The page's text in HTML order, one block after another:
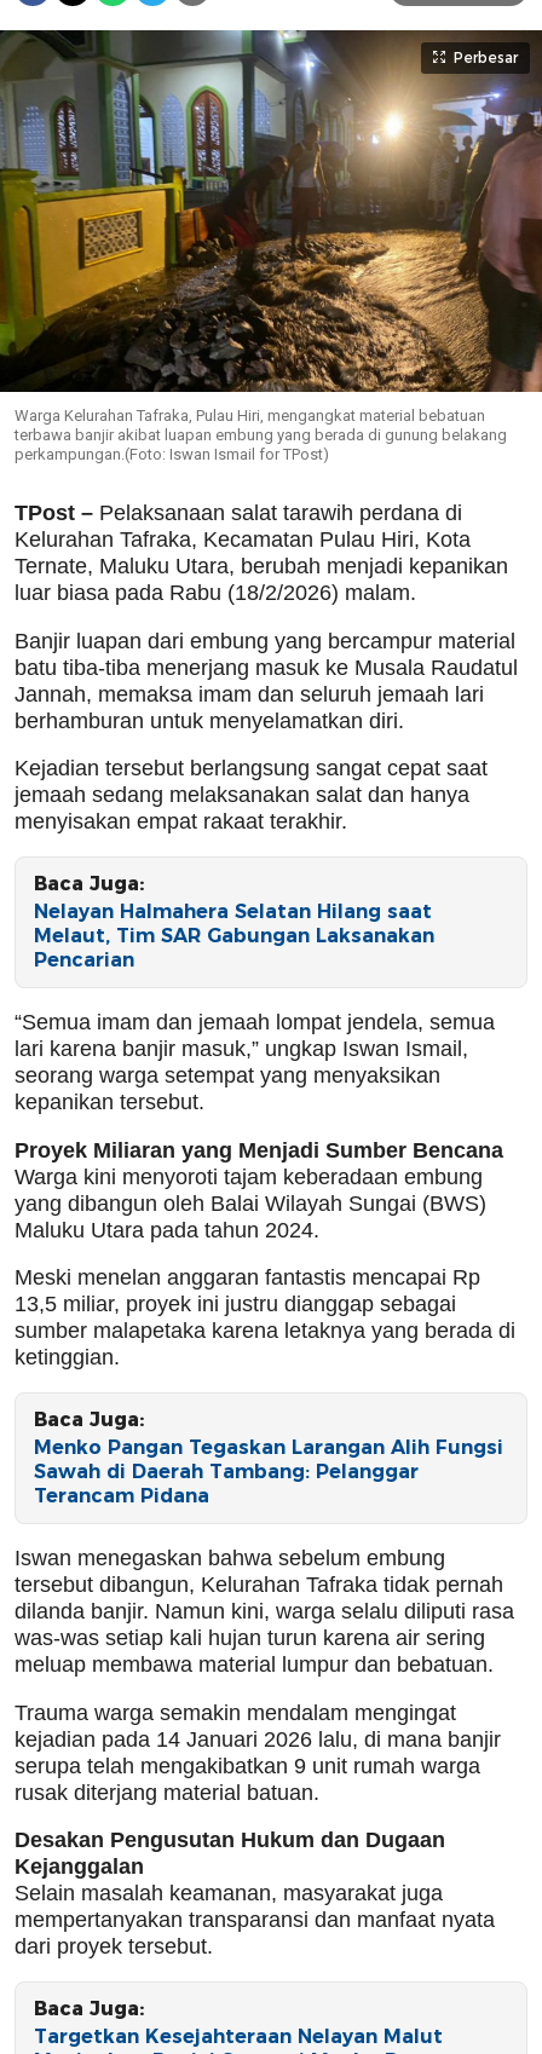
Perbesar
Warga Kelurahan Tafraka, Pulau Hiri, mengangkat material bebatuan
terbawa banjir akibat luapan embung yang berada di gunung belakang
perkampungan.(Foto: Iswan Ismail for TPost)
TPost – Pelaksanaan salat tarawih perdana di
Kelurahan Tafraka, Kecamatan Pulau Hiri, Kota
Ternate, Maluku Utara, berubah menjadi kepanikan
luar biasa pada Rabu (18/2/2026) malam.
Banjir luapan dari embung yang bercampur material
batu tiba-tiba menerjang masuk ke Musala Raudatul
Jannah, memaksa imam dan seluruh jemaah lari
berhamburan untuk menyelamatkan diri.
Kejadian tersebut berlangsung sangat cepat saat
jemaah sedang melaksanakan salat dan hanya
menyisakan empat rakaat terakhir.
Baca Juga:
Nelayan Halmahera Selatan Hilang saat
Melaut, Tim SAR Gabungan Laksanakan
Pencarian
“Semua imam dan jemaah lompat jendela, semua
lari karena banjir masuk,” ungkap Iswan Ismail,
seorang warga setempat yang menyaksikan
kepanikan tersebut.
Proyek Miliaran yang Menjadi Sumber Bencana
Warga kini menyoroti tajam keberadaan embung
yang dibangun oleh Balai Wilayah Sungai (BWS)
Maluku Utara pada tahun 2024.
Meski menelan anggaran fantastis mencapai Rp
13,5 miliar, proyek ini justru dianggap sebagai
sumber malapetaka karena letaknya yang berada di
ketinggian.
Baca Juga:
Menko Pangan Tegaskan Larangan Alih Fungsi
Sawah di Daerah Tambang: Pelanggar
Terancam Pidana
Iswan menegaskan bahwa sebelum embung
tersebut dibangun, Kelurahan Tafraka tidak pernah
dilanda banjir. Namun kini, warga selalu diliputi rasa
was-was setiap kali hujan turun karena air sering
meluap membawa material lumpur dan bebatuan.
Trauma warga semakin mendalam mengingat
kejadian pada 14 Januari 2026 lalu, di mana banjir
serupa telah mengakibatkan 9 unit rumah warga
rusak diterjang material batuan.
Desakan Pengusutan Hukum dan Dugaan
Kejanggalan
Selain masalah keamanan, masyarakat juga
mempertanyakan transparansi dan manfaat nyata
dari proyek tersebut.
Baca Juga:
Targetkan Kesejahteraan Nelayan Malut